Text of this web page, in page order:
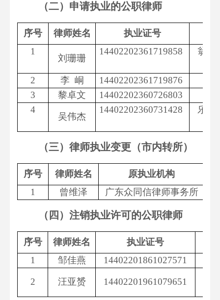
（二）申请执业的公职律师
序号 律师姓名
执业证号
1
刘珊珊
14402202361719858 翁源
2 李 峒
14402202361719876
3
黎卓文
14402202360726803
4
吴伟杰
14402202360731428 乐昌
（三）律师执业变更（市内转所）
序号 律师姓名
原执业机构
1
曾维泽 广东众同信律师事务所
（四）注销执业许可的公职律师
序号 律师姓名
执业证号
1
邹佳燕 14402201861027571
2 汪亚赟 14402201961079651